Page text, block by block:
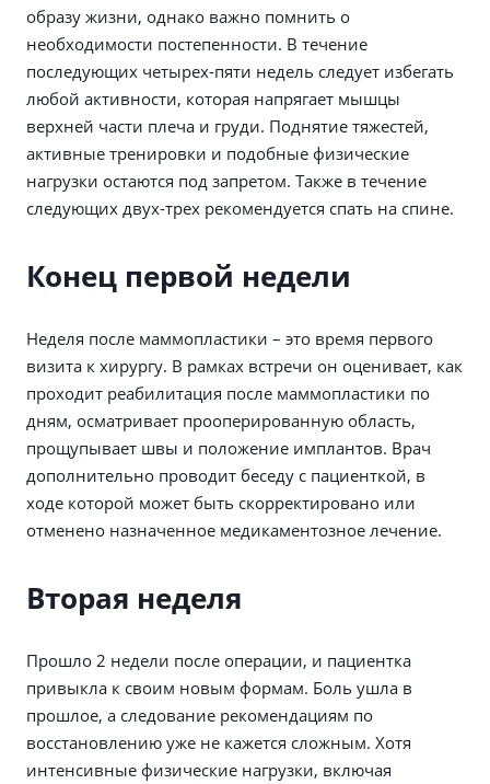
образу жизни, однако важно помнить о
необходимости постепенности. В течение
последующих четырех-пяти недель следует избегать
любой активности, которая напрягает мышцы
верхней части плеча и груди. Поднятие тяжестей,
активные тренировки и подобные физические
нагрузки остаются под запретом. Также в течение
следующих двух-трех рекомендуется спать на спине.
Конец первой недели
Неделя после маммопластики – это время первого
визита к хирургу. В рамках встречи он оценивает, как
проходит реабилитация после маммопластики по
дням, осматривает прооперированную область,
прощупывает швы и положение имплантов. Врач
дополнительно проводит беседу с пациенткой, в
ходе которой может быть скорректировано или
отменено назначенное медикаментозное лечение.
Вторая неделя
Прошло 2 недели после операции, и пациентка
привыкла к своим новым формам. Боль ушла в
прошлое, а следование рекомендациям по
восстановлению уже не кажется сложным. Хотя
интенсивные физические нагрузки, включая